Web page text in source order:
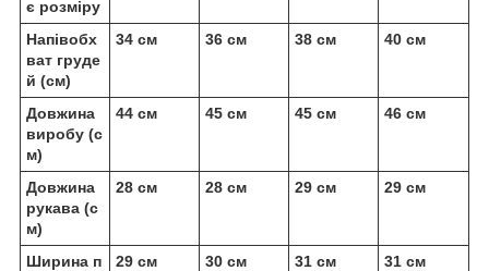
є розміру
Напівобх
ват груде
й (см)
34 см 36 см 38 см 40 см
Довжина
виробу (с
м)
44 см 45 см 45 см 46 см
Довжина
рукава (с
м)
28 см 28 см 29 см 29 см
Ширина п
29 см 30 см 31 см 31 см